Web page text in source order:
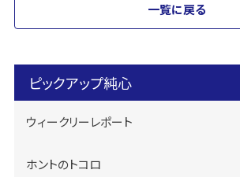
一覧に戻る
ピックアップ純心
ウィークリーレポート
ホントのトコロ